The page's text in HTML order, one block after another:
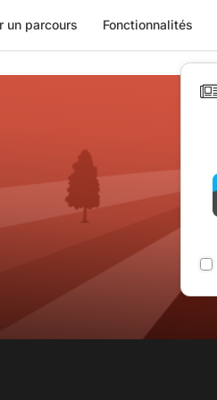
un parcours Fonctionnalités